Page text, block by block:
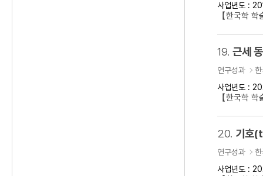
사업년도 :
【한국학
19. 근세
연구성과
사업년도 :
【한국학
20. 기호
연구성과
사업년도 :